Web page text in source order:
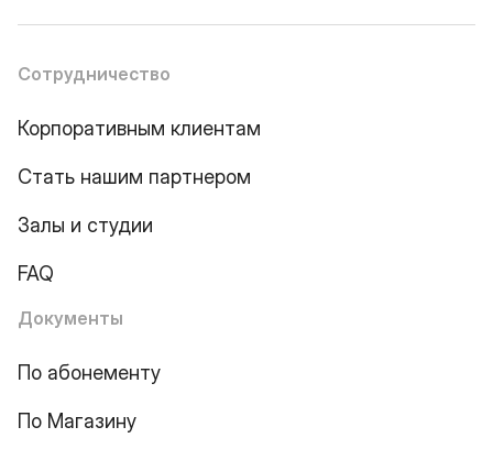
Сотрудничество
Корпоративным клиентам
Стать нашим партнером
Залы и студии
FAQ
Документы
По абонементу
По Магазину